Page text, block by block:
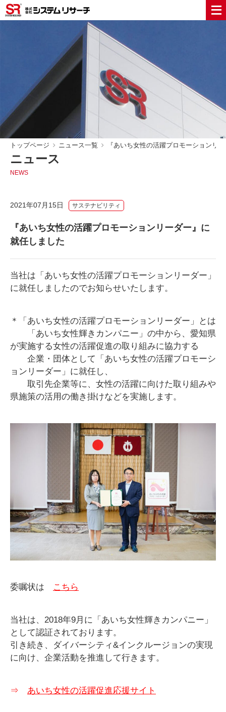
トップページ ニュース一覧 『あいち女性の活躍プロモーションリ
ニュース
NEWS
2021年07月15日 サステナビリティ
『あいち女性の活躍プロモーションリーダー』に
就任しました
当社は「あいち女性の活躍プロモーションリーダー」
に就任しましたのでお知らせいたします。
＊「あいち女性の活躍プロモーションリーダー」とは
「あいち女性輝きカンパニー」の中から、愛知県
が実施する女性の活躍促進の取り組みに協力する
企業・団体として「あいち女性の活躍プロモーシ
ョンリーダー」に就任し、
取引先企業等に、女性の活躍に向けた取り組みや
県施策の活用の働き掛けなどを実施します。
委嘱状は こちら
当社は、2018年9月に「あいち女性輝きカンパニー」
として認証されております。
引き続き、ダイバーシティ&インクルージョンの実現
に向け、企業活動を推進して行きます。
⇒ あいち女性の活躍促進応援サイト